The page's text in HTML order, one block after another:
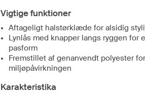
Vigtige funktioner
Aftageligt halstørklæde for alsidig
Lynlås med knapper langs ryggen for
pasform
Fremstillet af genanvendt polyester
miljøpåvirkningen
Karakteristika